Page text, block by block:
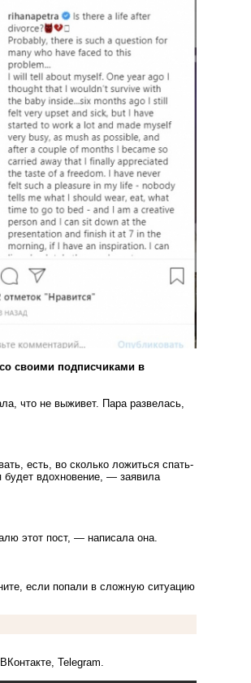
своими подписчиками в
что не выживет. Пара развелась,
есть, во сколько ложиться спать-
будет вдохновение, — заявила
этот пост, — написала она.
если попали в сложную ситуацию
ВКонтакте, Telegram.